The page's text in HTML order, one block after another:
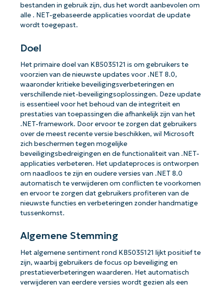
bestanden in gebruik zijn, dus het wordt aanbevolen om
alle . NET-gebaseerde applicaties voordat de update
wordt toegepast.
Doel
Het primaire doel van KB5035121 is om gebruikers te
voorzien van de nieuwste updates voor .NET 8.0,
waaronder kritieke beveiligingsverbeteringen en
verschillende niet-beveiligingsoplossingen. Deze update
is essentieel voor het behoud van de integriteit en
prestaties van toepassingen die afhankelijk zijn van het
.NET-framework. Door ervoor te zorgen dat gebruikers
over de meest recente versie beschikken, wil Microsoft
zich beschermen tegen mogelijke
beveiligingsbedreigingen en de functionaliteit van .NET-
applicaties verbeteren. Het updateproces is ontworpen
om naadloos te zijn en oudere versies van .NET 8.0
automatisch te verwijderen om conflicten te voorkomen
en ervoor te zorgen dat gebruikers profiteren van de
nieuwste functies en verbeteringen zonder handmatige
tussenkomst.
Algemene Stemming
Het algemene sentiment rond KB5035121 lijkt positief te
zijn, waarbij gebruikers de focus op beveiliging en
prestatieverbeteringen waarderen. Het automatisch
verwijderen van eerdere versies wordt gezien als een